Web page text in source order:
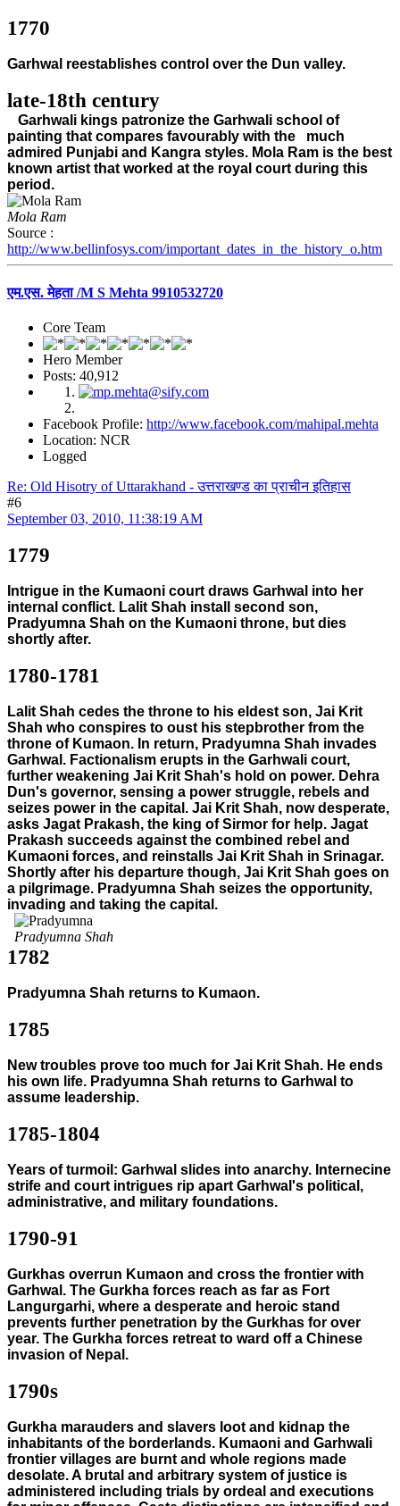
1770
Garhwal reestablishes control over the Dun valley.
late-18th century
Garhwali kings patronize the Garhwali school of
painting that compares favourably with the
much
admired Punjabi and Kangra styles. Mola Ram is the best
known artist that worked at the royal court during this
period.
Mola Ram
Source :
http://www.bellinfosys.com/important_dates_in_the_history_o.htm
एम.एस. मेहता /M S Mehta 9910532720
Core Team
Hero Member
Posts: 40,912
Facebook Profile: http://www.facebook.com/mahipal.mehta
Location: NCR
Logged
Re: Old Hisotry of Uttarakhand - उत्तराखण्ड का प्राचीन इतिहास
#6
September 03, 2010, 11:38:19 AM
1779
Intrigue in the Kumaoni court draws Garhwal into her
internal conflict. Lalit Shah install second son,
Pradyumna Shah on the Kumaoni throne, but dies
shortly after.
1780-1781
Lalit Shah cedes the throne to his eldest son, Jai Krit
Shah who conspires to oust his stepbrother from the
throne of Kumaon. In return, Pradyumna Shah invades
Garhwal. Factionalism erupts in the Garhwali court,
further weakening Jai Krit Shah's hold on power. Dehra
Dun's governor, sensing a power struggle, rebels and
seizes power in the capital. Jai Krit Shah, now desperate,
asks Jagat Prakash, the king of Sirmor for help. Jagat
Prakash succeeds against the combined rebel and
Kumaoni forces, and reinstalls Jai Krit Shah in Srinagar.
Shortly after his departure though, Jai Krit Shah goes on
a pilgrimage. Pradyumna Shah seizes the opportunity,
invading and taking the capital.
Pradyumna Shah
1782
Pradyumna Shah returns to Kumaon.
1785
New troubles prove too much for Jai Krit Shah. He ends
his own life. Pradyumna Shah returns to Garhwal to
assume leadership.
1785-1804
Years of turmoil: Garhwal slides into anarchy. Internecine
strife and court intrigues rip apart Garhwal's political,
administrative, and military foundations.
1790-91
Gurkhas overrun Kumaon and cross the frontier with
Garhwal. The Gurkha forces reach as far as Fort
Langurgarhi, where a desperate and heroic stand
prevents further penetration by the Gurkhas for over
year. The Gurkha forces retreat to ward off a Chinese
invasion of Nepal.
1790s
Gurkha marauders and slavers loot and kidnap the
inhabitants of the borderlands. Kumaoni and Garhwali
frontier villages are burnt and whole regions made
desolate. A brutal and arbitrary system of justice is
administered including trials by ordeal and executions